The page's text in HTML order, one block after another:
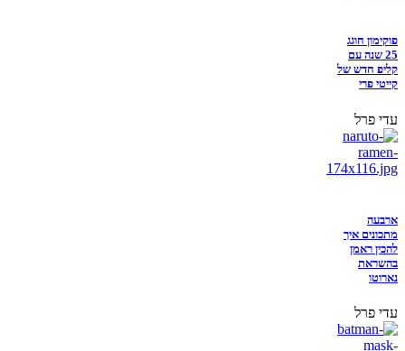
פוקימון חוגג
25 שנה עם
קליפ חדש של
קייטי פרי
עדי פרל
ארבעה
מתכונים איך
להכין ראמן
בהשראת
נארוטו
עדי פרל